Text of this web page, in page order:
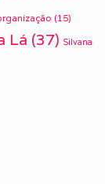
(15)
Lá (37) Silvana